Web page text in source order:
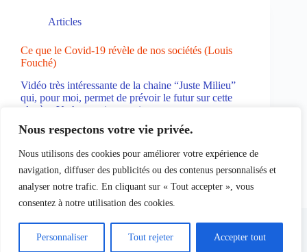
Nous respectons votre vie privée.
Nous utilisons des cookies pour améliorer votre expérience de
navigation, diffuser des publicités ou des contenus personnalisés et
analyser notre trafic. En cliquant sur « Tout accepter », vous
consentez à notre utilisation des cookies.
Personnaliser Tout rejeter Accepter tout
Articles
Ce que le Covid-19 révèle de nos sociétés (Louis
Fouché)
Vidéo très intéressante de la chaine “Juste Milieu”
qui, pour moi, permet de prévoir le futur sur cette
planète. Yeshua revient, mais entre temps, que
devons-nous faire ? Louis Fouché, d’un point de vue
non religieux, interroge sur la façon…